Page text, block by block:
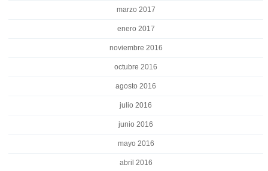
marzo 2017
enero 2017
noviembre 2016
octubre 2016
agosto 2016
julio 2016
junio 2016
mayo 2016
abril 2016